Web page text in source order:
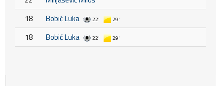
18
Bobić Luka 22' 29'
18 Bobić Luka 22' 29'